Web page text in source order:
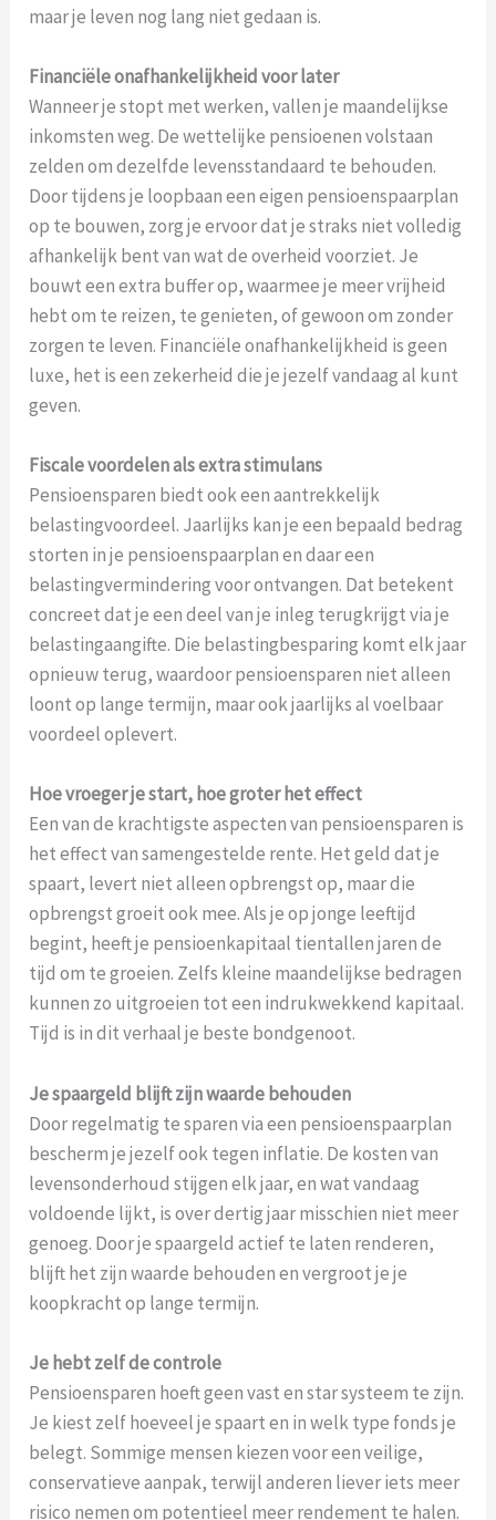
maar je leven nog lang niet gedaan is.
Financiële onafhankelijkheid voor later
Wanneer je stopt met werken, vallen je maandelijkse
inkomsten weg. De wettelijke pensioenen volstaan
zelden om dezelfde levensstandaard te behouden.
Door tijdens je loopbaan een eigen pensioenspaarplan
op te bouwen, zorg je ervoor dat je straks niet volledig
afhankelijk bent van wat de overheid voorziet. Je
bouwt een extra buffer op, waarmee je meer vrijheid
hebt om te reizen, te genieten, of gewoon om zonder
zorgen te leven. Financiële onafhankelijkheid is geen
luxe, het is een zekerheid die je jezelf vandaag al kunt
geven.
Fiscale voordelen als extra stimulans
Pensioensparen biedt ook een aantrekkelijk
belastingvoordeel. Jaarlijks kan je een bepaald bedrag
storten in je pensioenspaarplan en daar een
belastingvermindering voor ontvangen. Dat betekent
concreet dat je een deel van je inleg terugkrijgt via je
belastingaangifte. Die belastingbesparing komt elk jaar
opnieuw terug, waardoor pensioensparen niet alleen
loont op lange termijn, maar ook jaarlijks al voelbaar
voordeel oplevert.
Hoe vroeger je start, hoe groter het effect
Een van de krachtigste aspecten van pensioensparen is
het effect van samengestelde rente. Het geld dat je
spaart, levert niet alleen opbrengst op, maar die
opbrengst groeit ook mee. Als je op jonge leeftijd
begint, heeft je pensioenkapitaal tientallen jaren de
tijd om te groeien. Zelfs kleine maandelijkse bedragen
kunnen zo uitgroeien tot een indrukwekkend kapitaal.
Tijd is in dit verhaal je beste bondgenoot.
Je spaargeld blijft zijn waarde behouden
Door regelmatig te sparen via een pensioenspaarplan
bescherm je jezelf ook tegen inflatie. De kosten van
levensonderhoud stijgen elk jaar, en wat vandaag
voldoende lijkt, is over dertig jaar misschien niet meer
genoeg. Door je spaargeld actief te laten renderen,
blijft het zijn waarde behouden en vergroot je je
koopkracht op lange termijn.
Je hebt zelf de controle
Pensioensparen hoeft geen vast en star systeem te zijn.
Je kiest zelf hoeveel je spaart en in welk type fonds je
belegt. Sommige mensen kiezen voor een veilige,
conservatieve aanpak, terwijl anderen liever iets meer
risico nemen om potentieel meer rendement te halen.